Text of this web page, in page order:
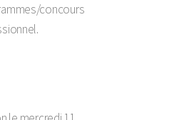
concours